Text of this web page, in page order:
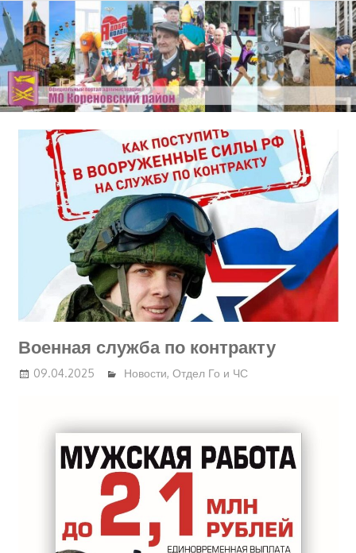
Перейти
к
содержимому
Военная служба по контракту
09.04.2025 Новости, Отдел Го и ЧС